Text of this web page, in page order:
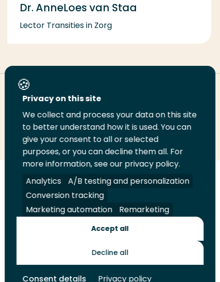
Dr. AnneLoes van Staa
Lector Transities in Zorg
Deel deze pagina
Deel
LinkedIn
Deel
op
Twitter
Deel
op
Facebook
Email
deze
pagina
Print
deze
pagina
Volg
ons
op
LinkedIn
Volg
ons
op
Facebook
Volg
ons
op
YouTube
Volg
ons
op
Instagram
Juridisch Security A-Z Index
Contact
Toekomstmakers
Privacy on this site
We collect and process your data on this site
to better understand how it is used. You can
give your consent to all or selected
purposes, or you can decline them all. For
more information, see our privacy policy.
Analytics
A/B testing and personalization
Conversion tracking
Marketing automation
Remarketing
Accept all
Decline all
Consent details Privacy policy